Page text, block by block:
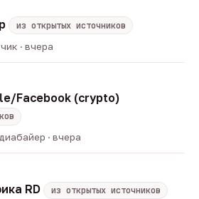
из открытых источников
· вчера
Facebook (crypto)
· вчера
RD
из открытых источников